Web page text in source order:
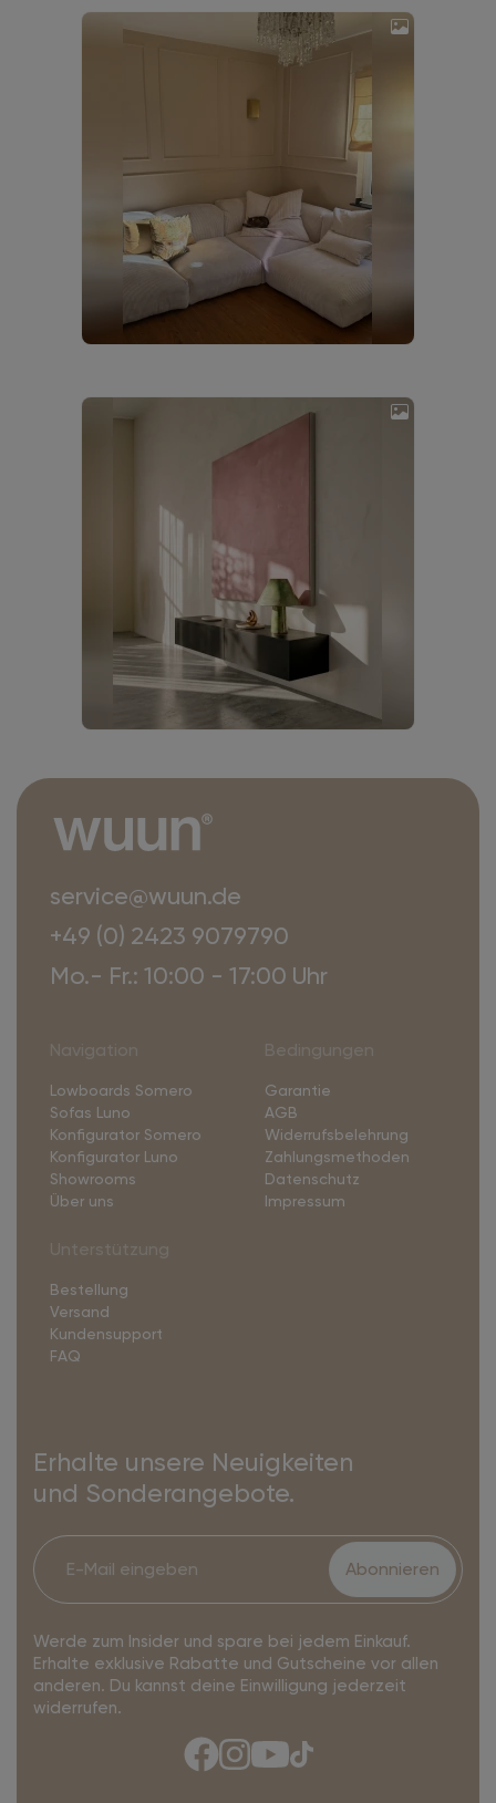
service@wuun.de
+49 (0) 2423 9079790
Mo.- Fr.: 10:00 - 17:00 Uhr
Lowboards Somero
Sofas Luno
Konfigurator Somero
Konfigurator Luno
Showrooms
Über uns
Garantie
AGB
Widerrufsbelehrung
Zahlungsmethoden
Datenschutz
Impressum
Bestellung
Versand
Kundensupport
FAQ
Erhalte unsere Neuigkeiten
und Sonderangebote.
Abonnieren
Werde zum Insider und spare bei jedem Einkauf.
Erhalte exklusive Rabatte und Gutscheine vor allen
anderen. Du kannst deine Einwilligung jederzeit
widerrufen.